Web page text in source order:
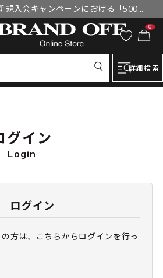
規入会キャンペーンにおける「500円
ン」付与漏れと補填について
0
詳細検索
グイン
Login
ログイン
方は、こちらからログインを行っ